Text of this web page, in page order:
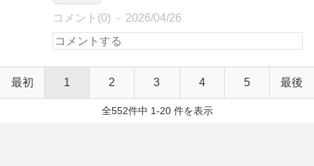
コメント(0) 2026/04/26
最初 1 2 3 4 5 最後
全552件中 1-20 件を表示